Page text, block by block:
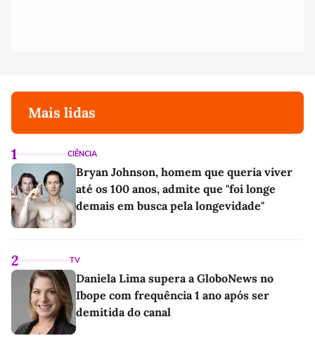
Mais lidas
1 CIÊNCIA
Bryan Johnson, homem que queria viver
até os 100 anos, admite que "foi longe
demais em busca pela longevidade"
2 TV
Daniela Lima supera a GloboNews no
Ibope com frequência 1 ano após ser
demitida do canal